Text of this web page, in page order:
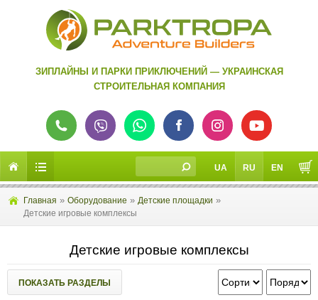
ЗИПЛАЙНЫ И ПАРКИ ПРИКЛЮЧЕНИЙ — УКРАИНСКАЯ
СТРОИТЕЛЬНАЯ КОМПАНИЯ
UA RU EN
Главная » Оборудование » Детские площадки »
Детские игровые комплексы
Детские игровые комплексы
ПОКАЗАТЬ РАЗДЕЛЫ